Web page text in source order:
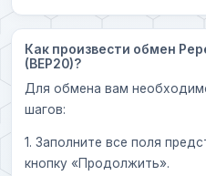
Как произвести обмен
(BEP20)?
Для обмена вам
шагов:
1. Заполните все поля
кнопку «Продолжить».